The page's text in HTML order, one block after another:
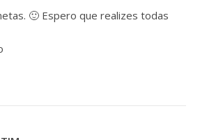
🙂 Espero que realizes todas